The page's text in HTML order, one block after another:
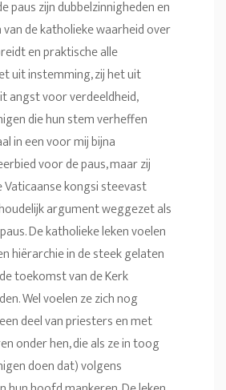
paus zijn dubbelzinnigheden en
de katholieke waarheid over
en praktische alle
uit instemming, zij het uit
angst voor verdeeldheid,
die hun stem verheffen
in een voor mij bijna
voor de paus, maar zij
kongsi steevast
argument weggezet als
De katholieke leken voelen
hiërarchie in de steek gelaten
toekomst van de Kerk
Wel voelen ze zich nog
deel van priesters en met
onder hen, die als ze in toog
doen dat) volgens